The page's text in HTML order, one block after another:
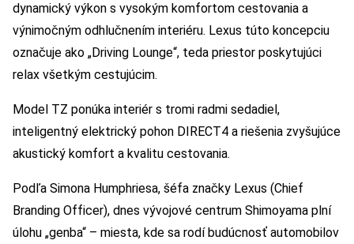
dynamický výkon s vysokým komfortom cestovania a
výnimočným odhlučnením interiéru. Lexus túto koncepciu
označuje ako „Driving Lounge“, teda priestor poskytujúci
relax všetkým cestujúcim.
Model TZ ponúka interiér s tromi radmi sedadiel,
inteligentný elektrický pohon DIRECT4 a riešenia zvyšujúce
akustický komfort a kvalitu cestovania.
Podľa Simona Humphriesa, šéfa značky Lexus (Chief
Branding Officer), dnes vývojové centrum Shimoyama plní
úlohu „genba“ – miesta, kde sa rodí budúcnosť automobilov